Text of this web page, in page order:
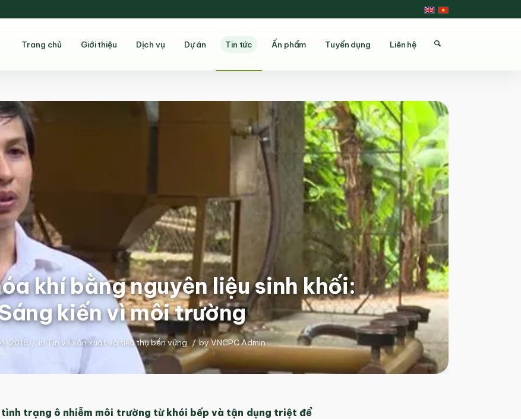
Trang chủ Giới thiệu Dịch vụ Dự án Tin tức Ấn phẩm Tuyển dụng Liên hệ
khí bằng nguyên liệu sinh khối:
kiến vì môi trường
2018 / in Tin về sản xuất và tiêu thụ bền vững / byVNCPC Admin
trạng ô nhiễm môi trường từ khói bếp và tận dụng triệt để